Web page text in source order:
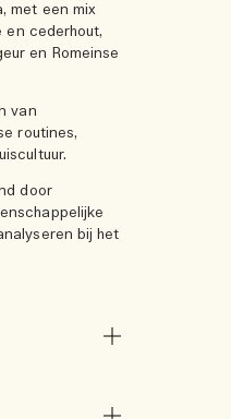
met een mix
en cederhout,
en Romeinse
van
routines,
door
bij het